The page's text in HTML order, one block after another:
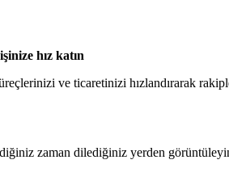
hız katın
ve ticaretinizi hızlandırarak
zaman dilediğiniz yerden